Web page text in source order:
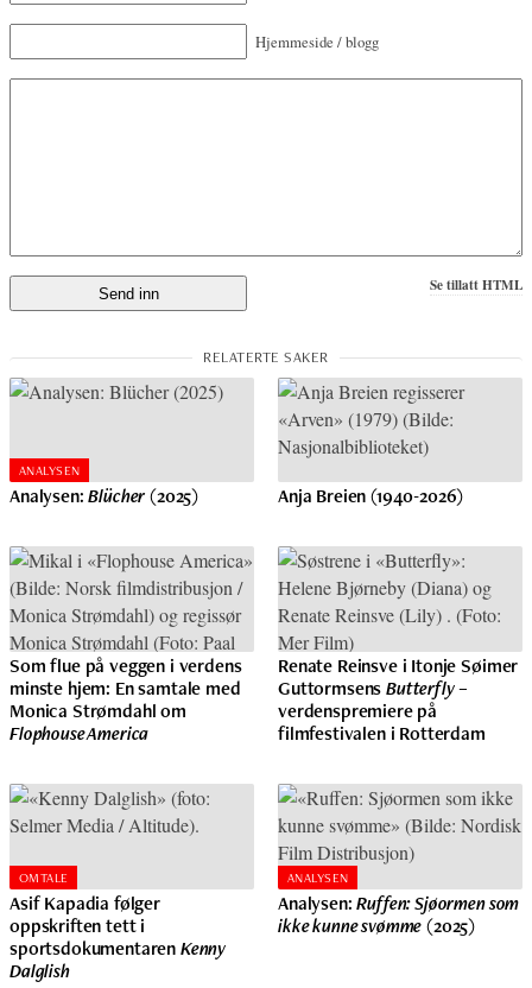
Hjemmeside / blogg
Se tillatt HTML
ANALYSEN
Analysen: Blücher(2025) Anja Breien (1940-2026)
Som flue på veggen i verdens
minste hjem: En samtale med
Monica Strømdahl om
Flophouse America
Renate Reinsve i Itonje Søimer
GuttormsensButterfly–
verdenspremiere på
filmfestivalen i Rotterdam
OMTALE
Asif Kapadia følger
oppskriften tett i
sportsdokumentarenKenny
Dalglish
ANALYSEN
Analysen: Ruffen: Sjøormen som
ikke kunne svømme(2025)